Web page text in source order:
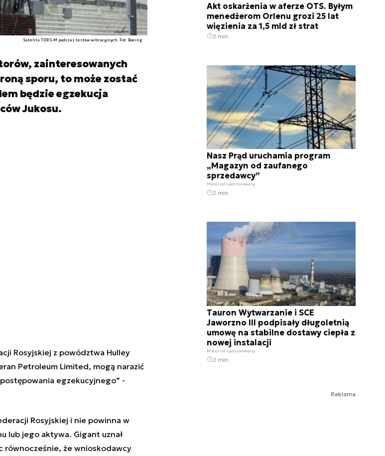
Satelita TDRS-M podczas testów wibracyjnych. Fot. Boeing
zainteresowanych
sporu, to może zostać
będzie egzekucja
Jukosu.
Rosyjskiej z powództwa Hulley
Petroleum Limited, mogą narazić
egzekucyjnego” -
Rosyjskiej i nie powinna w
lub jego aktywa. Gigant uznał
równocześnie, że wnioskodawcy
Akt oskarżenia w aferze OTS. Byłym
menedżerom Orlenu grozi 25 lat
więzienia za 1,5 mld zł strat
2 min.
Nasz Prąd uruchamia program
„Magazyn od zaufanego
sprzedawcy”
Materiał sponsorowany
2 min.
Tauron Wytwarzanie i SCE
Jaworzno III podpisały długoletnią
umowę na stabilne dostawy ciepła z
nowej instalacji
Materiał sponsorowany
2 min.
Reklama